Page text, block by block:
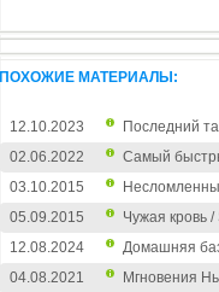
ПОХОЖИЕ МАТЕРИАЛЫ:
12.10.2023 Последний
02.06.2022
Самый
03.10.2015
05.09.2015
Чужая кровь
12.08.2024
Домашняя
04.08.2021
Мгновения